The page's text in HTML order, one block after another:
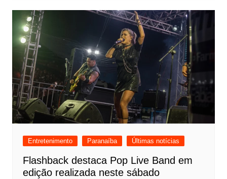
Entretenimento Paranaíba Últimas notícias
Flashback destaca Pop Live Band em
edição realizada neste sábado